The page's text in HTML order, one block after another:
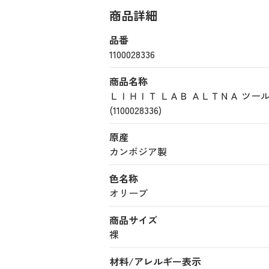
商品詳細
品番
1100028336
商品名称
ＬＩＨＩＴ ＬＡＢ ＡＬＴＮＡ ツ
(1100028336)
原産
カンボジア製
色名称
オリーブ
商品サイズ
裸
材料/アレルギー表示